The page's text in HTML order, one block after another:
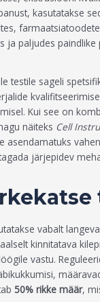
kasutatakse
farmaatsiatoodete
ja paljudes paindlike
testile sageli
Kui see on
näiteks Cell
asendamatuks
järjepidev
vabalt
kinnitatava
vastu.
50% rikke määr,